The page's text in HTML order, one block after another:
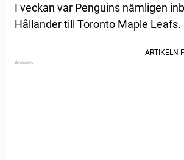
I veckan var Penguins nämligen
Hållander till Toronto Maple Leafs.